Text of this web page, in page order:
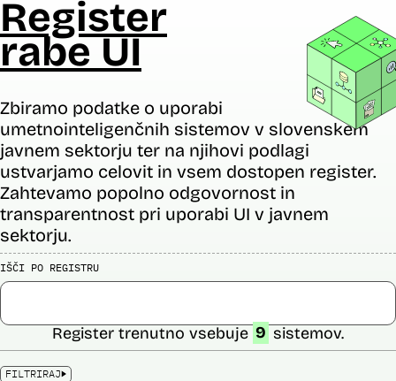
Register
rabe UI
Zbiramo podatke o uporabi
umetnointeligenčnih sistemov v slovenskem
javnem sektorju ter na njihovi podlagi
ustvarjamo celovit in vsem dostopen register.
Zahtevamo popolno odgovornost in
transparentnost pri uporabi UI v javnem
sektorju.
IŠČI PO REGISTRU
FILTRIRAJ
Register trenutno vsebuje 9 sistemov.